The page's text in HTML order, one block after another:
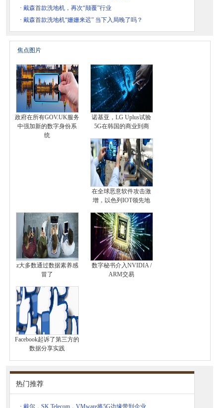
· 戴森首款洗地机，再次“颠覆”行业
· 戴森首款洗地机“姗姗来迟” 当下入局晚了吗？
焦点图片
政府在所有GOV.UK服务
中强加新的数字身份系
统
诺基亚，LG Uplus试验
5G在韩国的商业到商
在全球恶意软件攻击激
增，以色列IOT领先地
z大多数通过数据素养感
冒了
数字秘书介入NVIDIA /
ARM交易
Facebook起诉了第三方的
数据分享实践
热门推荐
· 戴尔，SK Telecom，VMware将5G边缘带到企业